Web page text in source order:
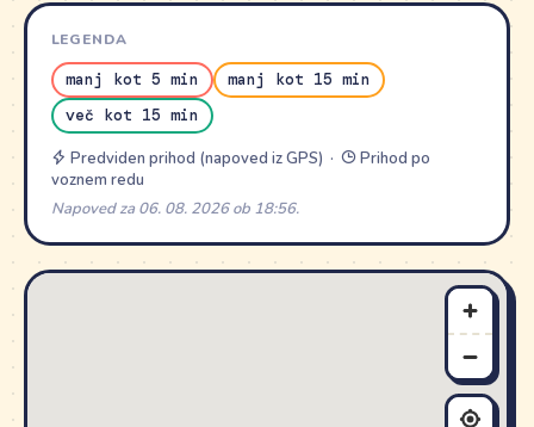
LEGENDA
manj kot 5 min
manj kot 15 min
več kot 15 min
Predviden prihod (napoved iz GPS) ·
Prihod po
voznem redu
Napoved za 06. 08. 2026 ob 18:56.